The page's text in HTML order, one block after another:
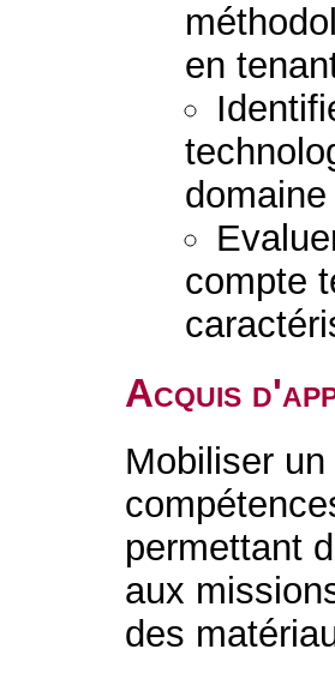
en
compte
Acquis
Mobiliser
permettant
aux
des